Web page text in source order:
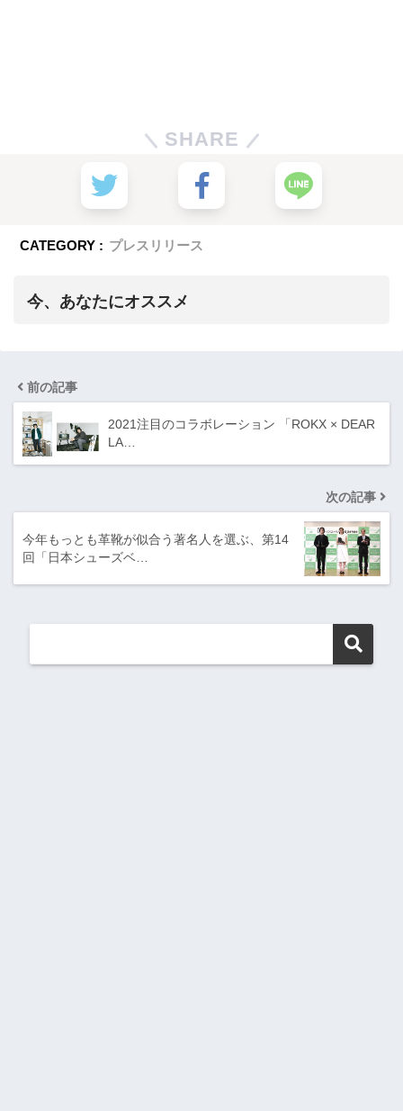
SHARE
CATEGORY : プレスリリース
今、あなたにオススメ
前の記事
2021注目のコラボレーション 「ROKX × DEAR
LA…
次の記事
今年もっとも革靴が似合う著名人を選ぶ、第14
回「日本シューズベ…